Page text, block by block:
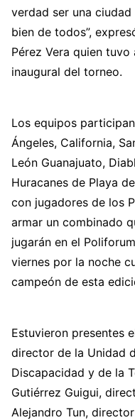
verdad ser una
bien de todos”,
Pérez Vera quien
inaugural del torneo.
Los equipos
Ángeles, California,
León Guanajuato,
Huracanes de Playa
con jugadores de los
armar un combinado
jugarán en el
viernes por la noche
campeón de esta
Estuvieron presentes
director de la Unidad
Discapacidad y de la
Gutiérrez Guigui,
Alejandro Tun,